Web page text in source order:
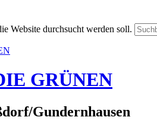
Website durchsucht werden soll.
GRÜNEN
Gundernhausen